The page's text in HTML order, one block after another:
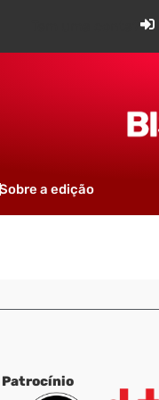
Sobre a edição
Patrocínio